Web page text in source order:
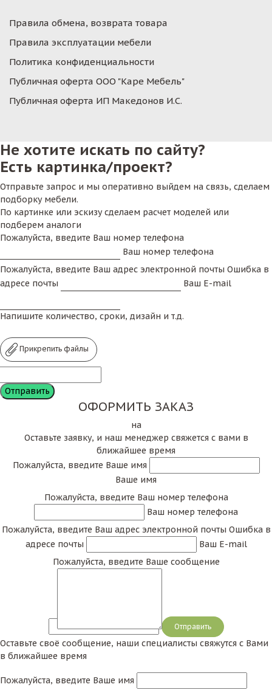
Правила обмена, возврата товара
Правила эксплуатации мебели
Политика конфиденциальности
Публичная оферта ООО "Каре Мебель"
Публичная оферта ИП Македонов И.С.
Не хотите искать по сайту?
Есть картинка/проект?
Отправьте запрос и мы оперативно выйдем на связь, сделаем
подборку мебели.
По картинке или эскизу сделаем расчет моделей или
подберем аналоги
Пожалуйста, введите Ваш номер телефона
Ваш номер телефона
Пожалуйста, введите Ваш адрес электронной почты Ошибка в
адресе почты
Ваш E-mail
Напишите количество, сроки, дизайн и т.д.
Прикрепить файлы
ОФОРМИТЬ ЗАКАЗ
на
Оставьте заявку, и наш менеджер свяжется с вами в
ближайшее время
Пожалуйста, введите Ваше имя
Ваше имя
Пожалуйста, введите Ваш номер телефона
Ваш номер телефона
Пожалуйста, введите Ваш адрес электронной почты Ошибка в
адресе почты
Ваш E-mail
Пожалуйста, введите Ваше сообщение
Сообщение
Оставьте своё сообщение, наши специалисты свяжутся с Вами
в ближайшее время
Пожалуйста, введите Ваше имя